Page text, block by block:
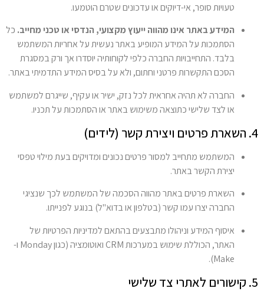
טעויות סופר, אי-דיוקים או עדכונים שטרם הוטמעו.
המידע באתר אינו מהווה ייעוץ מקצועי, הנדסי או טכני מחייב. כל
הסתמכות על המידע המופיע באתר נעשית על אחריות המשתמש
בלבד. התחייבויות החברה כלפי לקוחותיה יוסדרו אך ורק במסגרת
הסכם התקשרות פרטני וחתום, ולא על בסיס המידע התדמיתי באתר.
החברה לא תהיה אחראית לכל נזק, ישיר או עקיף, שייגרם למשתמש
או לצד שלישי כתוצאה משימוש באתר או הסתמכות על תכניו.
4. השארת פרטים ויצירת קשר (לידים)
המשתמש מתחייב למסור פרטים נכונים ומדויקים בעת מילוי טפסי
יצירת הקשר באתר.
השארת פרטים באתר מהווה הסכמה של המשתמש לכך שנציגי
החברה יצרו עמו קשר (בטלפון או בדוא"ל) בנוגע לפנייתו.
איסוף המידע וניהולו מתבצעים בהתאם למדיניות הפרטיות של
האתר, הכוללת שימוש במערכות CRM ואוטומציה (כגון Monday ו-
Make).
5. קישורים לאתרי צד שלישי